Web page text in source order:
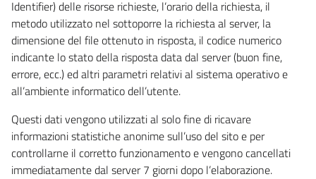
Identifier) delle risorse richieste, l’orario della richiesta, il
metodo utilizzato nel sottoporre la richiesta al server, la
dimensione del file ottenuto in risposta, il codice numerico
indicante lo stato della risposta data dal server (buon fine,
errore, ecc.) ed altri parametri relativi al sistema operativo e
all’ambiente informatico dell’utente.
Questi dati vengono utilizzati al solo fine di ricavare
informazioni statistiche anonime sull’uso del sito e per
controllarne il corretto funzionamento e vengono cancellati
immediatamente dal server 7 giorni dopo l’elaborazione.